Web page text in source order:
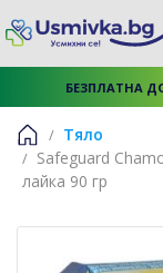
БЕЗПЛАТНА
Начало
Тяло
Safeguard
лайка 90 гр